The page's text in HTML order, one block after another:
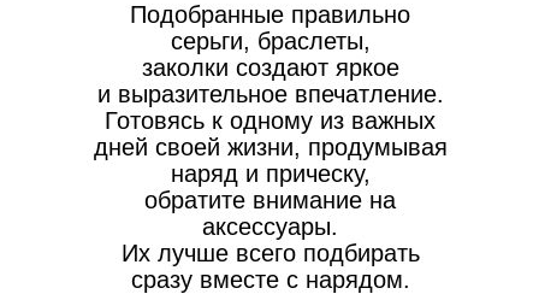
Подобранные правильно
серьги, браслеты,
заколки создают яркое
и выразительное впечатление.
Готовясь к одному из важных
дней своей жизни, продумывая
наряд и прическу,
обратите внимание на
аксессуары.
Их лучше всего подбирать
сразу вместе с нарядом.